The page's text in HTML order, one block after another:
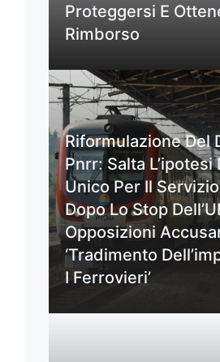
Proteggersi E
Rimborso
Riformulazione Del
Pnrr: Salta L’ipotesi
Unico Per Il
Dopo Lo Stop
Opposizioni
‘Tradimento
I Ferrovieri’